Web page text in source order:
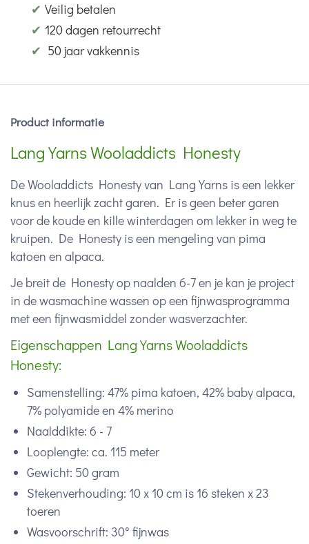
✔ Veilig betalen
✔ 120 dagen retourrecht
✔ 50 jaar vakkennis
Product informatie
Lang Yarns Wooladdicts Honesty
De Wooladdicts Honesty van Lang Yarns is een lekker
knus en heerlijk zacht garen. Er is geen beter garen
voor de koude en kille winterdagen om lekker in weg te
kruipen. De Honesty is een mengeling van pima
katoen en alpaca.
Je breit de Honesty op naalden 6-7 en je kan je project
in de wasmachine wassen op een fijnwasprogramma
met een fijnwasmiddel zonder wasverzachter.
Eigenschappen Lang Yarns Wooladdicts
Honesty:
Samenstelling: 47% pima katoen, 42% baby alpaca,
7% polyamide en 4% merino
Naalddikte: 6 - 7
Looplengte: ca. 115 meter
Gewicht: 50 gram
Stekenverhouding: 10 x 10 cm is 16 steken x 23
toeren
Wasvoorschrift: 30° fijnwas